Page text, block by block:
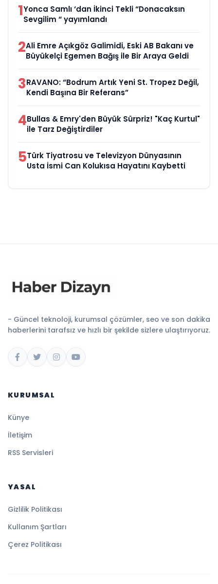
1Yonca Samlı ‘dan İkinci Tekli “Donacaksın
Sevgilim “ yayımlandı
2Ali Emre Açıkgöz Galimidi, Eski AB Bakanı ve
Büyükelçi Egemen Bağış ile Bir Araya Geldi
3RAVANO: “Bodrum Artık Yeni St. Tropez Değil,
Kendi Başına Bir Referans”
4Bullas & Emry'den Büyük Sürpriz! "Kaç Kurtul"
ile Tarz Değiştirdiler
5Türk Tiyatrosu ve Televizyon Dünyasının
Usta İsmi Can Kolukısa Hayatını Kaybetti
- Güncel teknoloji, kurumsal çözümler, seo ve son dakika
haberlerini tarafsız ve hızlı bir şekilde sizlere ulaştırıyoruz.
KURUMSAL
Künye
İletişim
RSS Servisleri
YASAL
Gizlilik Politikası
Kullanım Şartları
Çerez Politikası